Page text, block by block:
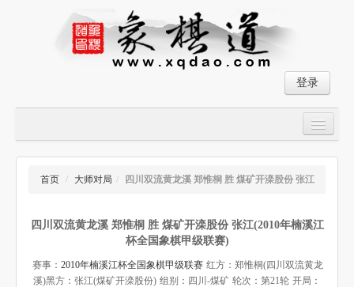
登录
大师对局
象棋棋谱
残局破解
首页 / 大师对局 / 四川双流黄龙溪 郑惟桐 胜 煤矿开滦股份 张江
四川双流黄龙溪 郑惟桐 胜 煤矿开滦股份 张江(2010年楠溪江
杯全国象棋甲级联赛)
赛事： 2010年楠溪江杯全国象棋甲级联赛 红方：郑惟桐(四川双流黄龙
溪)黑方：张江(煤矿开滦股份) 组别：四川-煤矿 轮次：第21轮 开局：